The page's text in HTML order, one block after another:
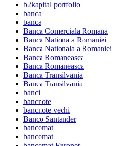
b2kapital portfolio
banca
banca
Banca Comerciala Romana
Banca Nationa a Romaniei
Banca Nationala a Romaniei
Banca Romaneasca
Banca Romaneasca
Banca Transilvania
Banca Transilvania
banci
bancnote
bancnote vechi
Banco Santander
bancomat
bancomat